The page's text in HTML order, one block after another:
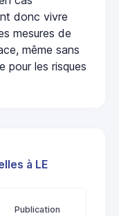
donc vivre
mesures de
même sans
pour les risques
à LE
Publication